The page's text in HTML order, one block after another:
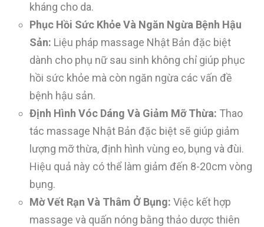
kháng cho da.
Phục Hồi Sức Khỏe Và Ngăn Ngừa Bệnh Hậu
Sản: Liệu pháp massage Nhật Bản đặc biệt
dành cho phụ nữ sau sinh không chỉ giúp phục
hồi sức khỏe mà còn ngăn ngừa các vấn đề
bệnh hậu sản.
Định Hình Vóc Dáng Và Giảm Mỡ Thừa: Thao
tác massage Nhật Bản đặc biệt sẽ giúp giảm
lượng mỡ thừa, định hình vùng eo, bụng và đùi.
Hiệu quả này có thể làm giảm đến 8-20cm vòng
bụng.
Mờ Vết Rạn Và Thâm Ở Bụng: Việc kết hợp
massage và quấn nóng bằng thảo dược thiên